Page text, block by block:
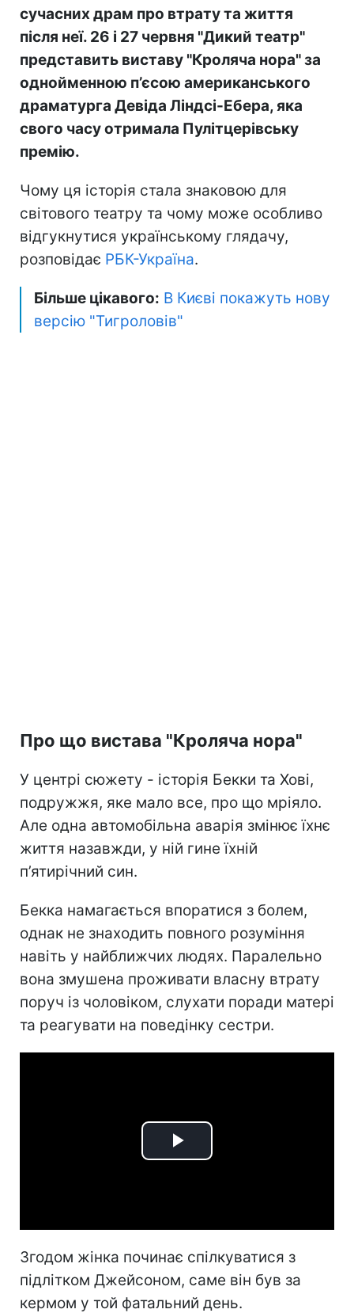
сучасних драм про втрату та життя
після неї. 26 і 27 червня "Дикий театр"
представить виставу "Кроляча нора" за
однойменною п’єсою американського
драматурга Девіда Ліндсі-Ебера, яка
свого часу отримала Пулітцерівську
премію.
Чому ця історія стала знаковою для
світового театру та чому може особливо
відгукнутися українському глядачу,
розповідає РБК-Україна.
Більше цікавого: В Києві покажуть нову
версію "Тигроловів"
Про що вистава "Кроляча нора"
У центрі сюжету - історія Бекки та Хові,
подружжя, яке мало все, про що мріяло.
Але одна автомобільна аварія змінює їхнє
життя назавжди, у ній гине їхній
п’ятирічний син.
Бекка намагається впоратися з болем,
однак не знаходить повного розуміння
навіть у найближчих людях. Паралельно
вона змушена проживати власну втрату
поруч із чоловіком, слухати поради матері
та реагувати на поведінку сестри.
Play
Згодом жінка починає спілкуватися з
підлітком Джейсоном, саме він був за
кермом у той фатальний день.